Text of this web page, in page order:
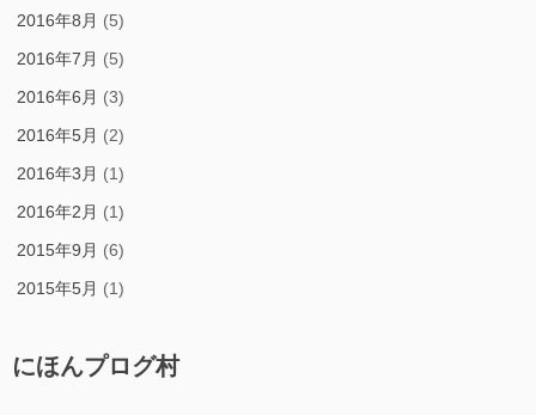
2016年8月 (5)
2016年7月 (5)
2016年6月 (3)
2016年5月 (2)
2016年3月 (1)
2016年2月 (1)
2015年9月 (6)
2015年5月 (1)
にほんプログ村